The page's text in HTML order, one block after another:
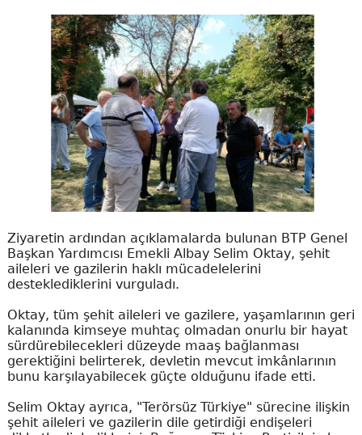
Ziyaretin ardından açıklamalarda bulunan BTP Genel
Başkan Yardımcısı Emekli Albay Selim Oktay, şehit
aileleri ve gazilerin haklı mücadelelerini
desteklediklerini vurguladı.
Oktay, tüm şehit aileleri ve gazilere, yaşamlarının geri
kalanında kimseye muhtaç olmadan onurlu bir hayat
sürdürebilecekleri düzeyde maaş bağlanması
gerektiğini belirterek, devletin mevcut imkânlarının
bunu karşılayabilecek güçte olduğunu ifade etti.
Selim Oktay ayrıca, "Terörsüz Türkiye" sürecine ilişkin
şehit aileleri ve gazilerin dile getirdiği endişeleri